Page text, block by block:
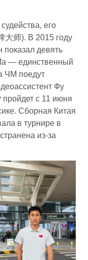
его
大师). В 2015 году
показал девять
— единственный
ЧМ поедут
Фу
с 11 июня
Сборная Китая
в турнире в
из-за